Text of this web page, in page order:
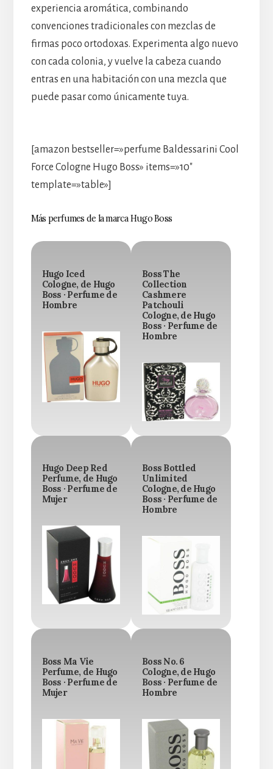
experiencia aromática, combinando
convenciones tradicionales con mezclas de
firmas poco ortodoxas. Experimenta algo nuevo
con cada colonia, y vuelve la cabeza cuando
entras en una habitación con una mezcla que
puede pasar como únicamente tuya.
[amazon bestseller=»perfume Baldessarini Cool
Force Cologne Hugo Boss» items=»10″
template=»table»]
Más perfumes de la marca Hugo Boss
Hugo Iced
Cologne, de Hugo
Boss · Perfume de
Hombre
Boss The
Collection
Cashmere
Patchouli
Cologne, de Hugo
Boss · Perfume de
Hombre
Hugo Deep Red
Perfume, de Hugo
Boss · Perfume de
Mujer
Boss Bottled
Unlimited
Cologne, de Hugo
Boss · Perfume de
Hombre
Boss Ma Vie
Perfume, de Hugo
Boss · Perfume de
Mujer
Boss No. 6
Cologne, de Hugo
Boss · Perfume de
Hombre